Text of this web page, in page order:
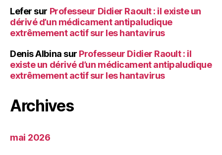
Lefer sur Professeur Didier Raoult : il existe un
dérivé d’un médicament antipaludique
extrêmement actif sur les hantavirus
Denis Albina sur Professeur Didier Raoult : il
existe un dérivé d’un médicament antipaludique
extrêmement actif sur les hantavirus
Archives
mai 2026